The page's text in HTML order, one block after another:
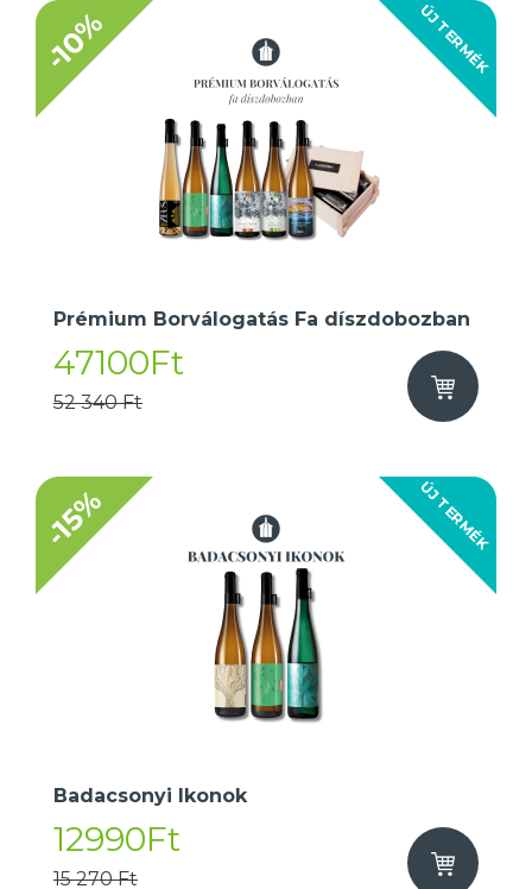
ÚJ TERMÉK
-10%
Prémium Borválogatás Fa díszdobozban
47100Ft
52 340 Ft
ÚJ TERMÉK
-15%
Badacsonyi Ikonok
12990Ft
15 270 Ft